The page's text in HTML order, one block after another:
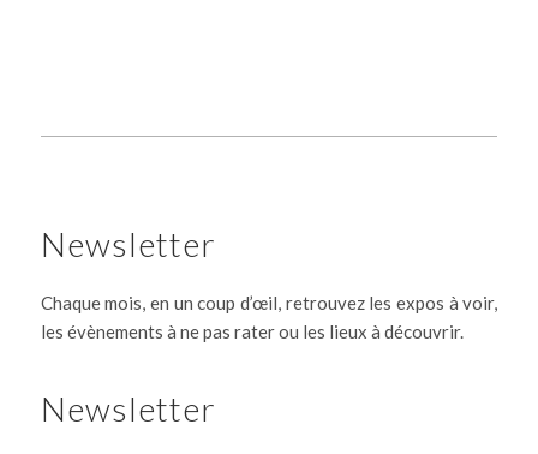
Newsletter
Chaque mois, en un coup d’œil, retrouvez les expos à voir,
les évènements à ne pas rater ou les lieux à découvrir.
Newsletter